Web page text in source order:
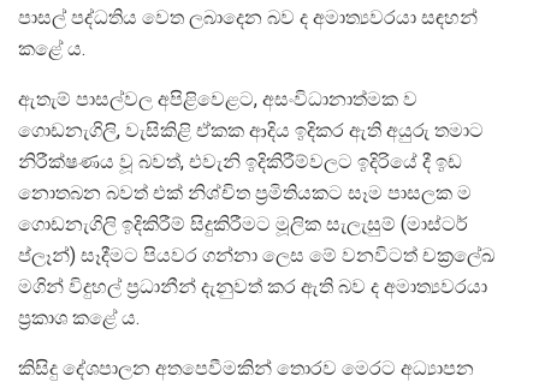
පාසල් පද්ධතිය වෙත ලබාදෙන බව ද අමාත්‍යවරයා සඳහන්
කළේ ය.
ඇතැම් පාසල්වල අපිළිවෙළට, අසංවිධානාත්මක ව
ගොඩනැගිලි, වැසිකිළි ඒකක ආදිය ඉදිකර ඇති අයුරු තමාට
නිරීක්ෂණය වූ බවත්, එවැනි ඉදිකිරීම්වලට ඉදිරියේ දී ඉඩ
නොතබන බවත් එක් නිශ්චිත ප්‍රමිතියකට සෑම පාසලක ම
ගොඩනැගිලි ඉදිකිරීම් සිදුකිරීමට මූලික සැලැසුම් (මාස්ටර්
ප්ලෑන්) සෑදීමට පියවර ගන්නා ලෙස මේ වනවිටත් චක්‍රලේඛ
මගින් විදුහල් ප්‍රධානීන් දැනුවත් කර ඇති බව ද අමාත්‍යවරයා
ප්‍රකාශ කළේ ය.
කිසිදු දේශපාලන අතපෙවීමකින් තොරව මෙරට අධ්‍යාපන